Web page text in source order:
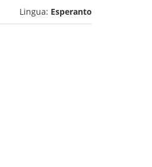
Lingua: Esperanto